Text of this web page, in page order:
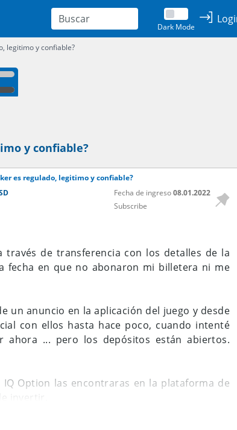
Dark Mode
legitimo y confiable?
y confiable?
es regulado, legitimo y confiable?
Fecha de ingreso08.01.2022
Subscribe
través de transferencia con los detalles de la
fecha en que no abonaron mi billetera ni me
un anuncio en la aplicación del juego y desde
con ellos hasta hace poco, cuando intenté
... pero los depósitos están abiertos.
Option las encontraras en la plataforma de
invertir.